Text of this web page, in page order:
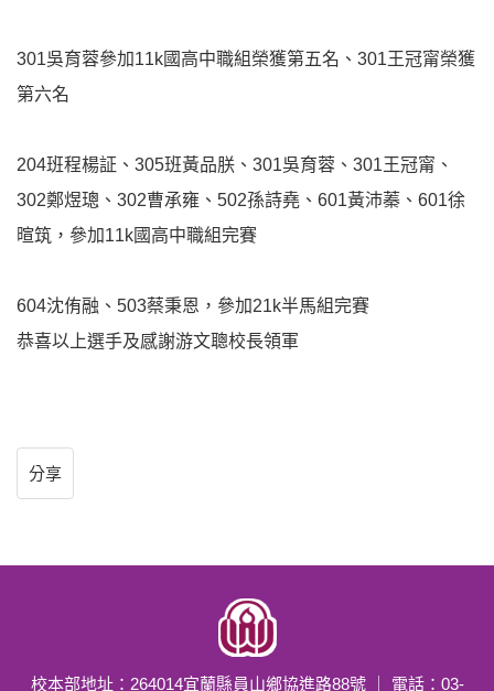
301吳育蓉參加11k國高中職組榮獲第五名、301王冠甯榮獲
第六名
204班程楊証、305班黃品朕、301吳育蓉、301王冠甯、
302鄭煜璁、302曹承雍、502孫詩堯、601黃沛蓁、601徐
暄筑，參加11k國高中職組完賽
604沈侑融、503蔡秉恩，參加21k半馬組完賽
恭喜以上選手及感謝游文聰校長領軍
分享
校本部地址：264014宜蘭縣員山鄉協進路88號 ｜ 電話：03-